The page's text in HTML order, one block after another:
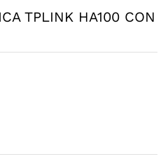
TPLINK HA100 CON